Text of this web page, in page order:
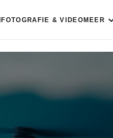
FOTOGRAFIE & VIDEO MEER